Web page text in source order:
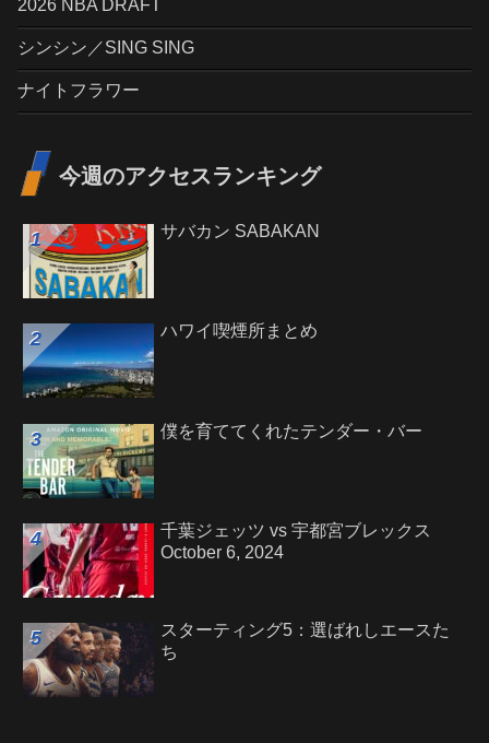
2026 NBA DRAFT
シンシン／SING SING
ナイトフラワー
今週のアクセスランキング
サバカン SABAKAN
ハワイ喫煙所まとめ
僕を育ててくれたテンダー・バー
千葉ジェッツ vs 宇都宮ブレックス
October 6, 2024
スターティング5：選ばれしエースた
ち